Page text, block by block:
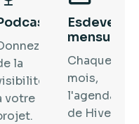
la
votre
mensuals
Chaque
mois,
l'agenda
de Hive